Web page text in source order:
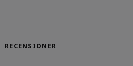
RECENSIONER